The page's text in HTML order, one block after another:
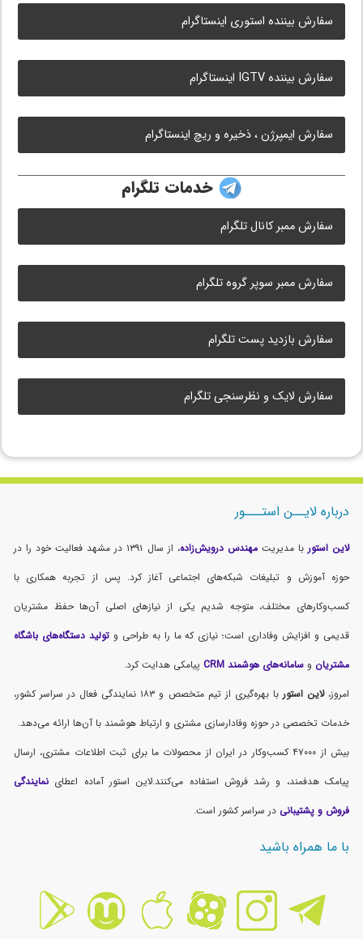
سفارش بیننده استوری اینستاگرام
سفارش بیننده IGTV اینستاگرام
سفارش ایمپرژن ، ذخیره و ریچ اینستاگرام
خدمات تلگرام
سفارش ممبر کانال تلگرام
سفارش ممبر سوپر گروه تلگرام
سفارش بازدید پست تلگرام
سفارش لایک و نظرسنجی تلگرام